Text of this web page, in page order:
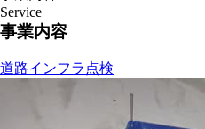
Service
事業内容
道路インフラ点検